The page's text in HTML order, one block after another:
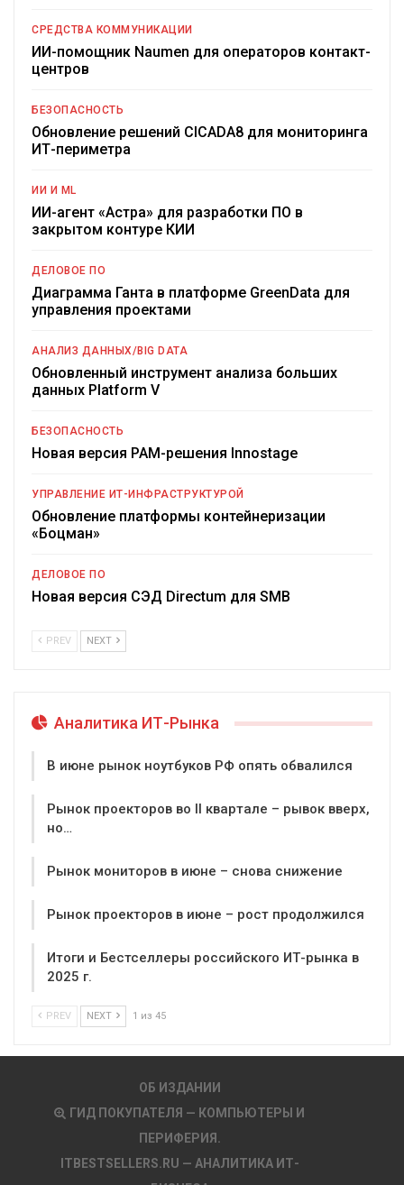
СРЕДСТВА КОММУНИКАЦИИ
ИИ-помощник Naumen для операторов контакт-
центров
БЕЗОПАСНОСТЬ
Обновление решений CICADA8 для мониторинга
ИТ-периметра
ИИ И ML
ИИ-агент «Астра» для разработки ПО в
закрытом контуре КИИ
ДЕЛОВОЕ ПО
Диаграмма Ганта в платформе GreenData для
управления проектами
АНАЛИЗ ДАННЫХ/BIG DATA
Обновленный инструмент анализа больших
данных Platform V
БЕЗОПАСНОСТЬ
Новая версия PAM-решения Innostage
УПРАВЛЕНИЕ ИТ-ИНФРАСТРУКТУРОЙ
Обновление платформы контейнеризации
«Боцман»
ДЕЛОВОЕ ПО
Новая версия СЭД Directum для SMB
PREV NEXT
Аналитика ИТ-Рынка
В июне рынок ноутбуков РФ опять обвалился
Рынок проекторов во II квартале – рывок вверх,
но…
Рынок мониторов в июне – снова снижение
Рынок проекторов в июне – рост продолжился
Итоги и Бестселлеры российского ИТ-рынка в
2025 г.
PREV NEXT 1 из 45
ОБ ИЗДАНИИ
ГИД ПОКУПАТЕЛЯ — КОМПЬЮТЕРЫ И
ПЕРИФЕРИЯ.
ITBESTSELLERS.RU — АНАЛИТИКА ИТ-